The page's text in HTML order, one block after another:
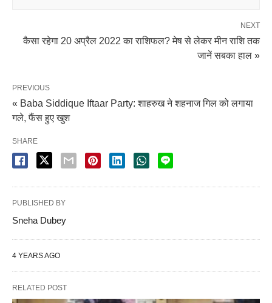
NEXT
कैसा रहेगा 20 अप्रैल 2022 का राशिफल? मेष से लेकर मीन राशि तक
जानें सबका हाल »
PREVIOUS
« Baba Siddique Iftaar Party: शाहरुख ने शहनाज गिल को लगाया
गले, फैंस हुए खुश
SHARE
PUBLISHED BY
Sneha Dubey
4 YEARS AGO
RELATED POST